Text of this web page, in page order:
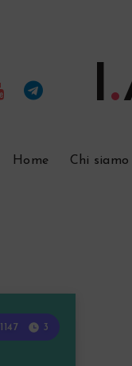
l
Home Chi siamo
1147 3